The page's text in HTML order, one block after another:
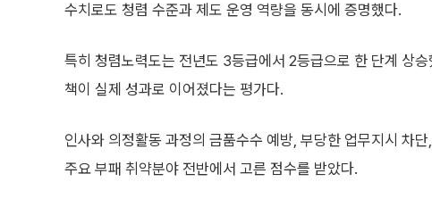
수치로도 청렴 수준과 제도 운영 역량을 동시에 증명했다.
특히 청렴노력도는 전년도 3등급에서 2등급으로 한 단계 상
책이 실제 성과로 이어졌다는 평가다.
인사와 의정활동 과정의 금품수수 예방, 부당한 업무지시 차
주요 부패 취약분야 전반에서 고른 점수를 받았다.